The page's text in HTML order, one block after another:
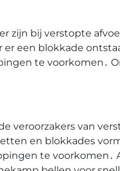
zijn bij verstopte
er een blokkade
te voorkomen․
veroorzakers van
en blokkades
te